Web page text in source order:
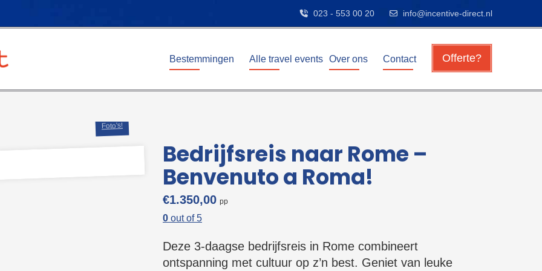
023 - 553 00 20 info@incentive-direct.nl
Offerte?
Bestemmingen Alle travel events Over ons Contact
Foto's!
Bedrijfsreis naar Rome –
Benvenuto a Roma!
€1.350,00
0 out of5
Deze 3-daagse bedrijfsreis in Rome combineert
ontspanning met cultuur op z’n best. Geniet van leuke